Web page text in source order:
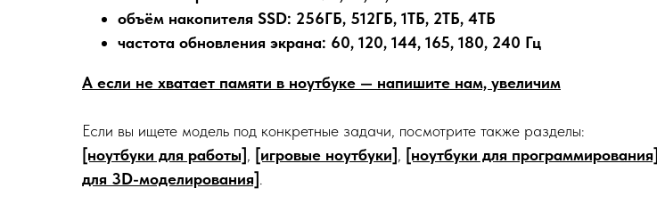
объём накопителя SSD: 256ГБ, 512ГБ, 1ТБ, 2ТБ, 4ТБ
частота обновления экрана: 60, 120, 144, 165, 180, 240 Гц
А если не хватает памяти в ноутбуке — напишите нам, увеличим
Если вы ищете модель под конкретные задачи, посмотрите также разделы:
[ноутбуки для работы], [игровые ноутбуки], [ноутбуки для программирования]
для 3D-моделирования]